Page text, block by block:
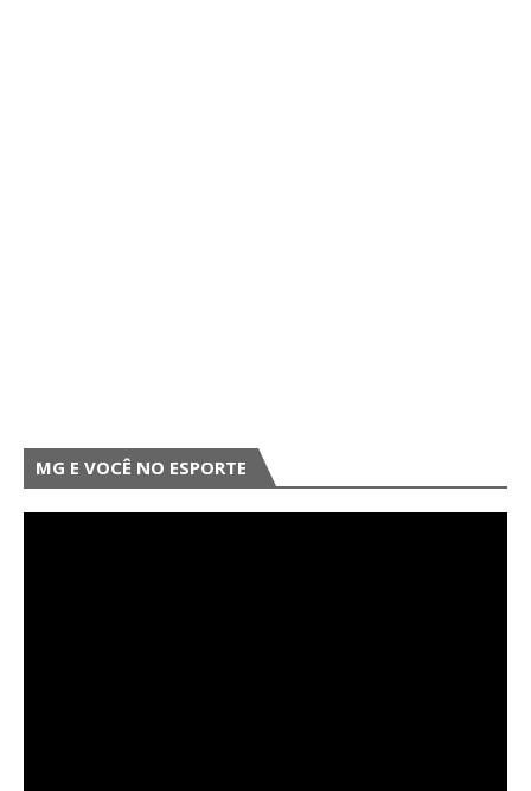
MG E VOCÊ NO ESPORTE